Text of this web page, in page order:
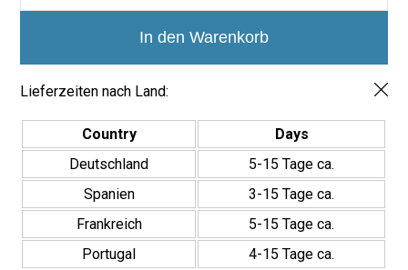
Menge
In den Warenkorb
Lieferzeiten nach Land:
Country
Days
Deutschland
5-15 Tage ca.
Spanien
3-15 Tage ca.
Frankreich
5-15 Tage ca.
Portugal
4-15 Tage ca.